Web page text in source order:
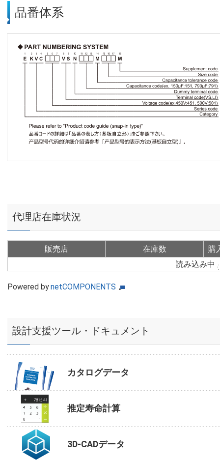
品番体系
代理店在庫状況
販売店 在庫数
購
読み込み中
Powered bynetCOMPONENTS
設計支援ツール・ドキュメント
カタログデータ
推定寿命計算
3D-CADデータ